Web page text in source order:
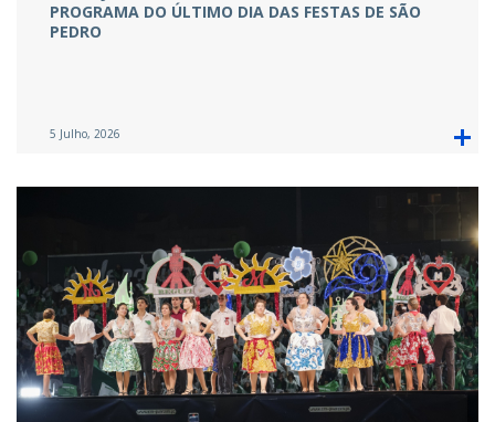
PROGRAMA DO ÚLTIMO DIA DAS FESTAS DE SÃO
PEDRO
5 Julho, 2026